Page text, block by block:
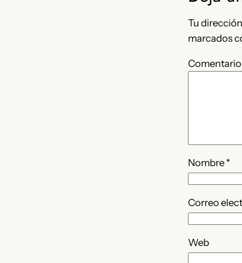
Tu
marcados
Comentario
Nombre *
Correo
Web